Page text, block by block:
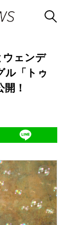
ウェンデ
ル「トゥ
！